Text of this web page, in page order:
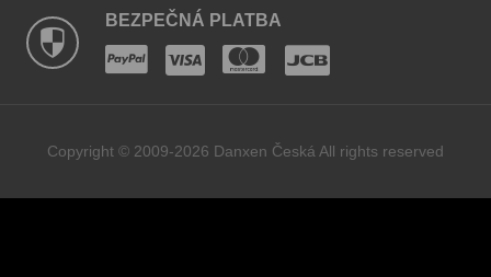
BEZPEČNÁ PLATBA
Copyright © 2009-2026 Danxen Česká All rights reserved